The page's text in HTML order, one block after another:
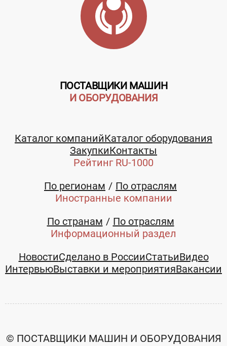
ПОСТАВЩИКИ МАШИН
И ОБОРУДОВАНИЯ
Каталог компанийКаталог оборудования
ЗакупкиКонтакты
Рейтинг RU-1000
По регионам
По отраслям
Иностранные компании
По странам
По отраслям
Информационный раздел
НовостиСделано в РоссииСтатьиВидео
ИнтервьюВыставки и мероприятияВакансии
© ПОСТАВЩИКИ МАШИН И ОБОРУДОВАНИЯ